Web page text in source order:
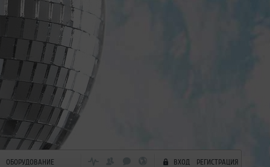
ОБОРУДОВАНИЕ ВХОД РЕГИСТРАЦИЯ